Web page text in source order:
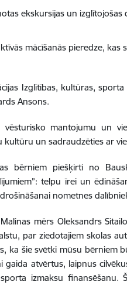
ekskursijas un
mācīšanās pieredze,
Izglītības, kultūras,
Ansons.
mantojumu un
un sadraudzēties ar
bērniem piešķirti no
telpu īrei un
nometnes
mērs Oleksandrs
par ziedotajiem skolas
ka šie svētki mūsu bērniem
atvērtus, laipnus
izmaksu finansēšanu.